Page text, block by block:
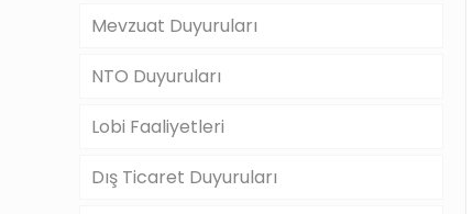
Mevzuat Duyuruları
NTO Duyuruları
Lobi Faaliyetleri
Dış Ticaret Duyuruları